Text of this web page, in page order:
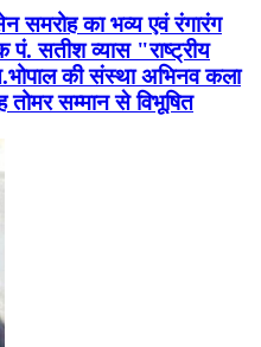
समरोह का भव्य एवं रंगारंग
सतीश व्यास "राष्ट्रीय
की संस्था अभिनव कला
तोमर सम्मान से विभूषित